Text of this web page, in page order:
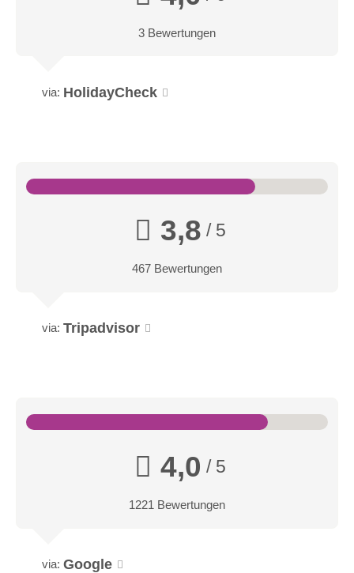
3 Bewertungen
via: HolidayCheck
3,8 / 5
467 Bewertungen
via: Tripadvisor
4,0 / 5
1221 Bewertungen
via: Google